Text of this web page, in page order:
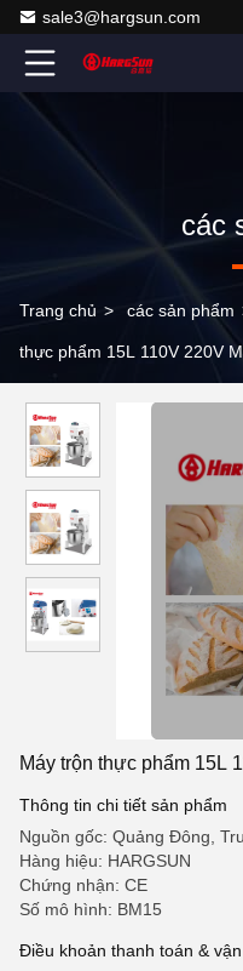
sale3@hargsun.com
các
Trang chủ > các sản phẩm
thực phẩm 15L 110V 220V
Máy trộn thực phẩm 15L
Thông tin chi tiết sản phẩm
Nguồn gốc: Quảng Đông,
Hàng hiệu: HARGSUN
Chứng nhận: CE
Số mô hình: BM15
Điều khoản thanh toán &